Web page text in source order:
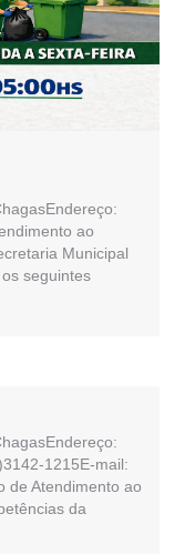
ao
Municipal
seguintes
1215E-mail:
de Atendimento ao
da